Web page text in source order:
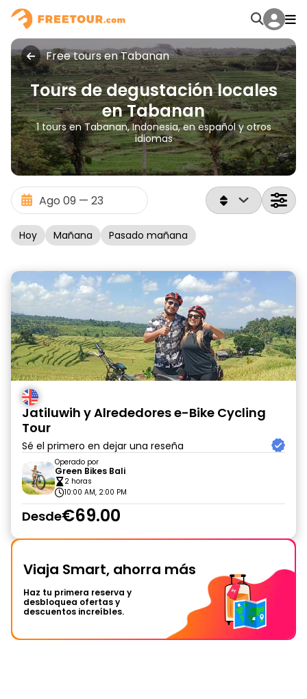
Free tours en Tabanan
Tours de degustación locales
en Tabanan
1 tours en Tabanan, Indonesia, en español y otros
idiomas
Hoy Mañana Pasado mañana
Jatiluwih y Alrededores e-Bike Cycling
Tour
Sé el primero en dejar una reseña
Operado por
Green Bikes Bali
2 horas
10:00 AM, 2:00 PM
Desde€69.00
Viaja Smart, ahorra más
Haz tu primera reserva y
desbloquea ofertas y
descuentos increíbles.